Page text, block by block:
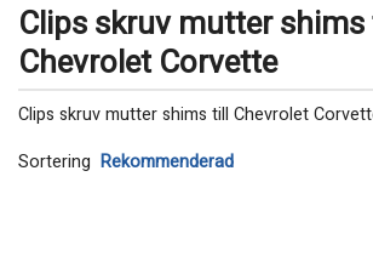
Clips skruv mutter
Chevrolet Corvette
Clips skruv mutter shims till Chevrolet
Sortering